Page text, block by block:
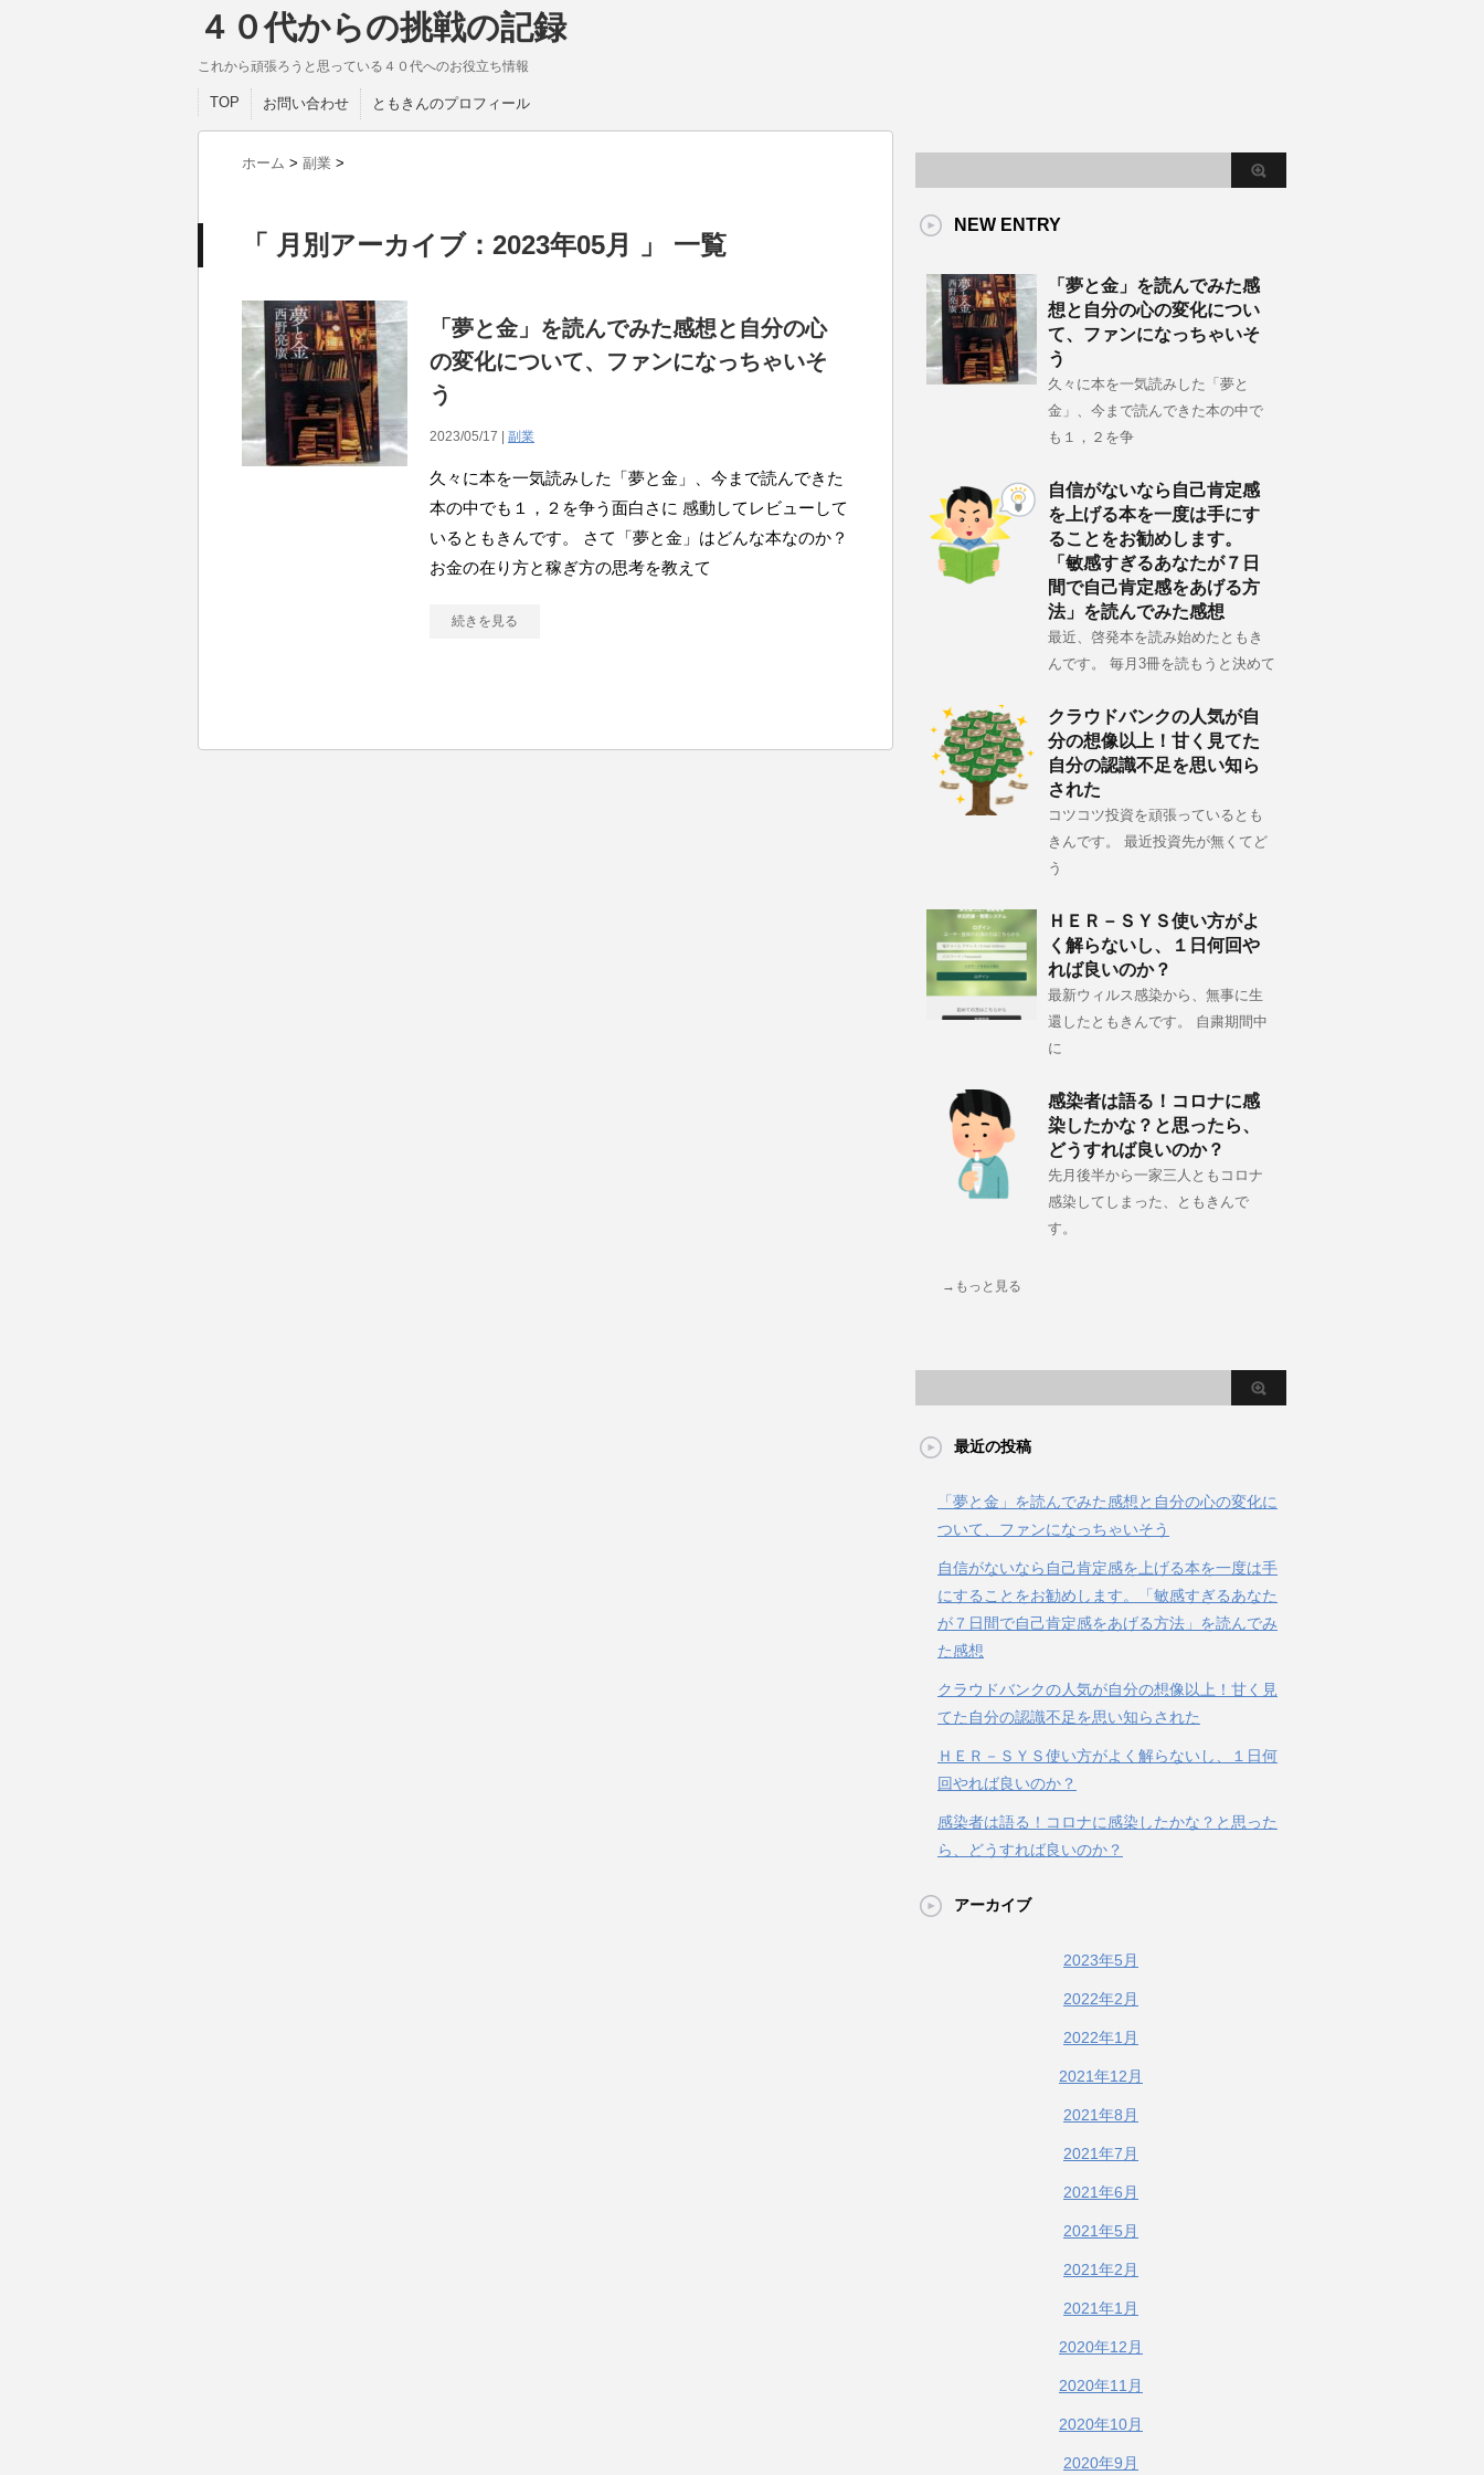
４０代からの挑戦の記録
これから頑張ろうと思っている４０代へのお役立ち情報
TOP お問い合わせ ともきんのプロフィール
ホーム > 副業 >
「 月別アーカイブ：2023年05月 」 一覧
「夢と金」を読んでみた感想と自分の心
の変化について、ファンになっちゃいそ
う
2023/05/17 | 副業
久々に本を一気読みした「夢と金」、今まで読んできた
本の中でも１，２を争う面白さに 感動してレビューして
いるともきんです。 さて「夢と金」はどんな本なのか？
お金の在り方と稼ぎ方の思考を教えて
続きを見る
NEW ENTRY
「夢と金」を読んでみた感
想と自分の心の変化につい
て、ファンになっちゃいそ
う
久々に本を一気読みした「夢と
金」、今まで読んできた本の中で
も１，２を争
自信がないなら自己肯定感
を上げる本を一度は手にす
ることをお勧めします。
「敏感すぎるあなたが７日
間で自己肯定感をあげる方
法」を読んでみた感想
最近、啓発本を読み始めたともき
んです。 毎月3冊を読もうと決めて
クラウドバンクの人気が自
分の想像以上！甘く見てた
自分の認識不足を思い知ら
された
コツコツ投資を頑張っているとも
きんです。 最近投資先が無くてど
う
ＨＥＲ－ＳＹＳ使い方がよ
く解らないし、１日何回や
れば良いのか？
最新ウィルス感染から、無事に生
還したともきんです。 自粛期間中
に
感染者は語る！コロナに感
染したかな？と思ったら、
どうすれば良いのか？
先月後半から一家三人ともコロナ
感染してしまった、ともきんで
す。
→もっと見る
最近の投稿
「夢と金」を読んでみた感想と自分の心の変化に
ついて、ファンになっちゃいそう
自信がないなら自己肯定感を上げる本を一度は手
にすることをお勧めします。「敏感すぎるあなた
が７日間で自己肯定感をあげる方法」を読んでみ
た感想
クラウドバンクの人気が自分の想像以上！甘く見
てた自分の認識不足を思い知らされた
ＨＥＲ－ＳＹＳ使い方がよく解らないし、１日何
回やれば良いのか？
感染者は語る！コロナに感染したかな？と思った
ら、どうすれば良いのか？
アーカイブ
2023年5月
2022年2月
2022年1月
2021年12月
2021年8月
2021年7月
2021年6月
2021年5月
2021年2月
2021年1月
2020年12月
2020年11月
2020年10月
2020年9月